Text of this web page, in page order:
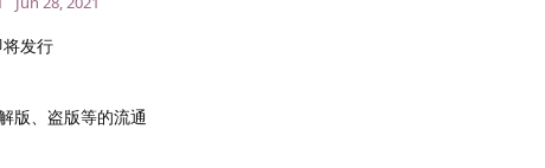
发行
版、盗版等的流通